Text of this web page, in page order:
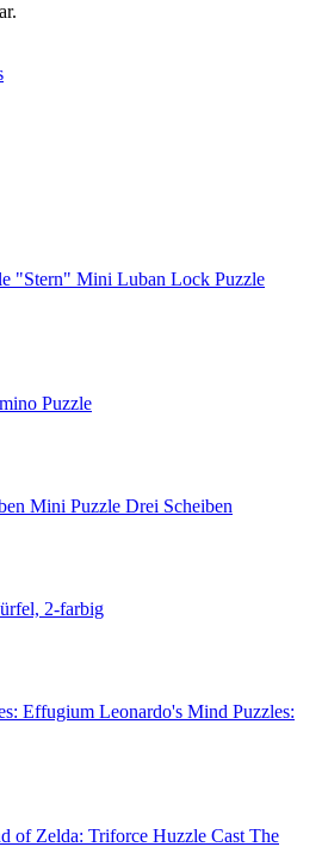
Mini Luban Lock Puzzle
Puzzle
Mini Puzzle Drei Scheiben
2-farbig
Leonardo's Mind Puzzles:
Huzzle Cast The